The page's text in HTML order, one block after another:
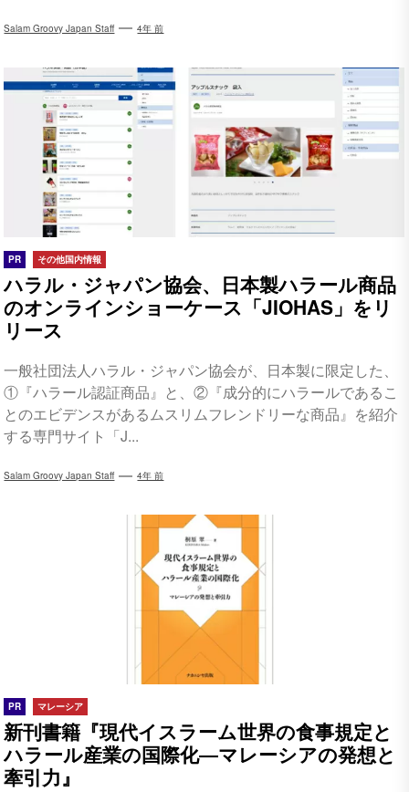
Salam Groovy Japan Staff 4年 前
PR その他国内情報
ハラル・ジャパン協会、日本製ハラール商品
のオンラインショーケース「JIOHAS」をリ
リース
一般社団法人ハラル・ジャパン協会が、日本製に限定した、
①『ハラール認証商品』と、②『成分的にハラールであるこ
とのエビデンスがあるムスリムフレンドリーな商品』を紹介
する専門サイト「J...
Salam Groovy Japan Staff 4年 前
PR マレーシア
新刊書籍『現代イスラーム世界の食事規定と
ハラール産業の国際化―マレーシアの発想と
牽引力』